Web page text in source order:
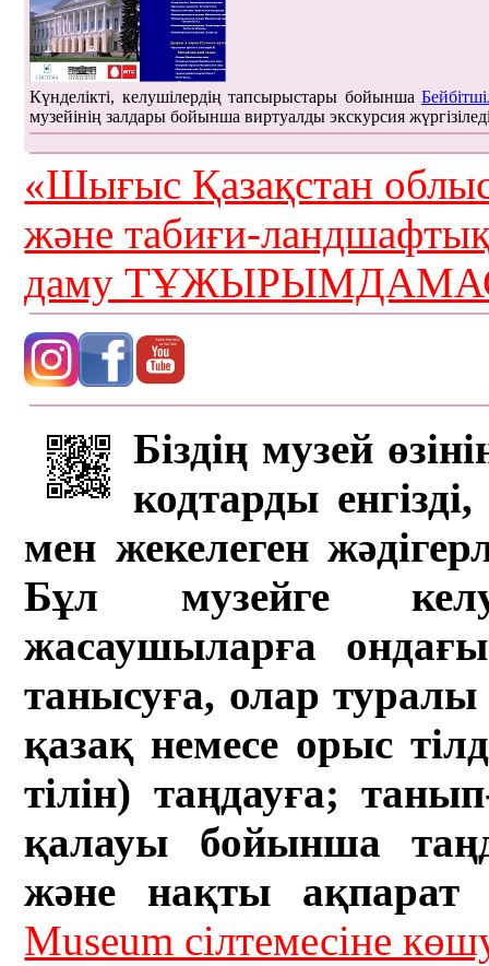
Күнделікті, келушілердің тапсырыстары бойынша
музейінің залдары бойынша виртуалды экскурсия
«Шығыс Қазақстан
және табиғи-
даму
Біздің музей
кодтарды
мен жекелеген
Бұл музейге
жасаушыларға
танысуға, олар туралы
қазақ немесе орыс
тілін) таңдауға;
қалауы бойынша
және нақты ақпарат
Museum сілтемесіне